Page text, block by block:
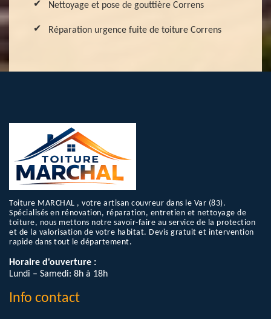
Nettoyage et pose de gouttière Correns
Réparation urgence fuite de toiture Correns
Toiture MARCHAL , votre artisan couvreur dans le Var (83).
Spécialisés en rénovation, réparation, entretien et nettoyage de
toiture, nous mettons notre savoir-faire au service de la protection
et de la valorisation de votre habitat. Devis gratuit et intervention
rapide dans tout le département.
Horaire d'ouverture :
Lundi – Samedi: 8h à 18h
Info contact